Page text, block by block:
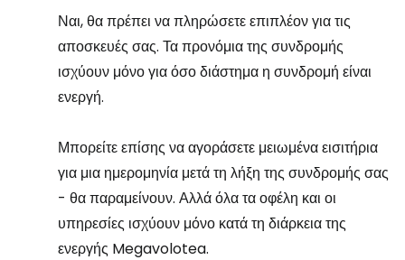
Ναι, θα πρέπει να πληρώσετε επιπλέον για τις
αποσκευές σας. Τα προνόμια της συνδρομής
ισχύουν μόνο για όσο διάστημα η συνδρομή είναι
ενεργή.
Μπορείτε επίσης να αγοράσετε μειωμένα εισιτήρια
για μια ημερομηνία μετά τη λήξη της συνδρομής σας
- θα παραμείνουν. Αλλά όλα τα οφέλη και οι
υπηρεσίες ισχύουν μόνο κατά τη διάρκεια της
ενεργής Megavolotea.